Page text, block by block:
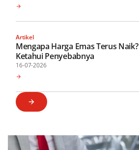
Artikel
Mengapa Harga Emas Terus Naik?
Ketahui Penyebabnya
16-07-2026